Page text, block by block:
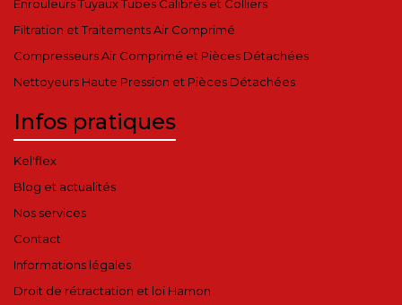
Enrouleurs Tuyaux Tubes Calibrés et Colliers
Filtration et Traitements Air Comprimé
Compresseurs Air Comprimé et Pièces Détachées
Nettoyeurs Haute Pression et Pièces Détachées
Infos pratiques
Kel'flex
Blog et actualités
Nos services
Contact
Informations légales
Droit de rétractation et loi Hamon